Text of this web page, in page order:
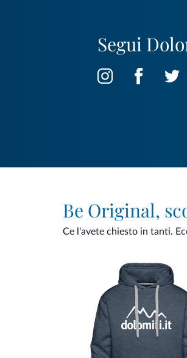
Segui
Be Original,
Ce l'avete chiesto in tanti.